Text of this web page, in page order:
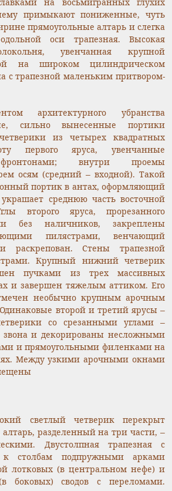
примыкают пониженные, чуть
прямоугольные алтарь и слегка
оси трапезная. Высокая
увенчанная крупной
на широком цилиндрическом
с трапезной маленьким притвором-
архитектурного убранства
сильно вынесенные портики
из четырех квадратных
первого яруса, увенчанные
внутри проемы
осям (средний – входной). Такой
портик в антах, оформляющий
среднюю часть восточной
второго яруса, прорезанного
без наличников, закреплены
пилястрами, венчающий
раскрепован. Стены трапезной
Крупный нижний четверик
пучками из трех массивных
и завершен тяжелым аттиком. Его
необычно крупным арочным
второй и третий ярусы –
со срезанными углами –
и декорированы несложными
и прямоугольными филенками на
Между узкими арочными окнами
светлый четверик перекрыт
разделенный на три части, –
Двустолпная трапезная с
к столбам подпружными арками
лотковых (в центральном нефе) и
боковых) сводов с переломами.